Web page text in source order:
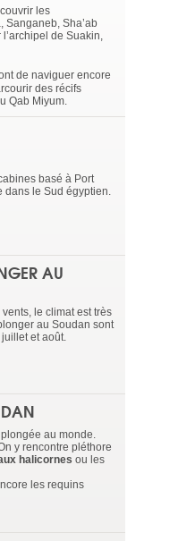
les
Sanganeb, Sha’ab
de Suakin,
de naviguer encore
des récifs
Qab Miyum.
basé à Port
dans le Sud égyptien.
AU
le climat est très
au Soudan sont
juillet et août.
au monde.
y rencontre pléthore
halicornes ou les
les requins